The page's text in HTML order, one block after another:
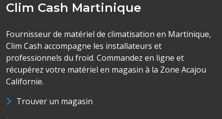
Clim Cash Martinique
Fournisseur de matériel de climatisation en Martinique,
Clim Cash accompagne les installateurs et
professionnels du froid. Commandez en ligne et
récupérez votre matériel en magasin à la Zone Acajou
Californie.
Trouver un magasin